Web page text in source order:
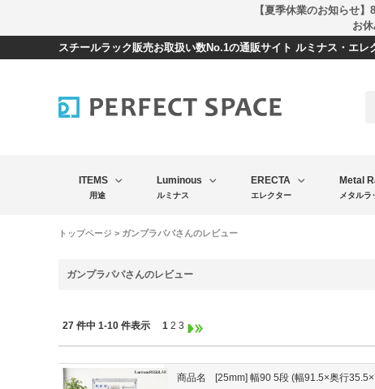
【夏季休業のお知らせ
お
スチールラック販売お取扱い数No.1の通販サイト ルミナス・エ
ITEMS
用途
Luminous
ルミナス
ERECTA
エレクター
Metal
メタルラ
トップページ > ガンプラパパさんのレビュー
ガンプラパパさんのレビュー
27 件中 1-10 件表示 1 2 3
商品名
[25mm] 幅90 5段 (幅91.5×奥行